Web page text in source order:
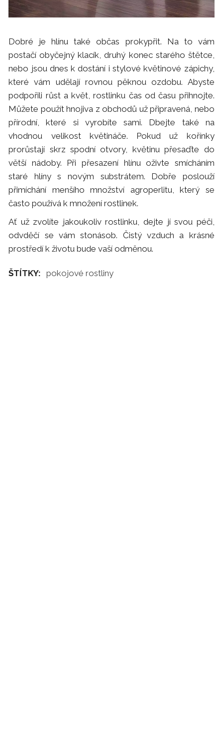
Dobré je hlínu také občas prokypřit. Na to vám
postačí obyčejný klacík, druhý konec starého štětce,
nebo jsou dnes k dostání i stylové květinové zápichy,
které vám udělají rovnou pěknou ozdobu. Abyste
podpořili růst a květ, rostlinku čas od času přihnojte.
Můžete použít hnojiva z obchodů už připravená, nebo
přírodní, které si vyrobíte sami. Dbejte také na
vhodnou velikost květináče. Pokud už kořínky
prorůstají skrz spodní otvory, květinu přesaďte do
větší nádoby. Při přesazení hlínu oživte smícháním
staré hlíny s novým substrátem. Dobře poslouží
přimíchání menšího množství agroperlitu, který se
často používá k množení rostlinek.
Ať už zvolíte jakoukoliv rostlinku, dejte jí svou péči,
odvděčí se vám stonásob. Čistý vzduch a krásné
prostředí k životu bude vaší odměnou.
ŠTÍTKY: pokojové rostliny